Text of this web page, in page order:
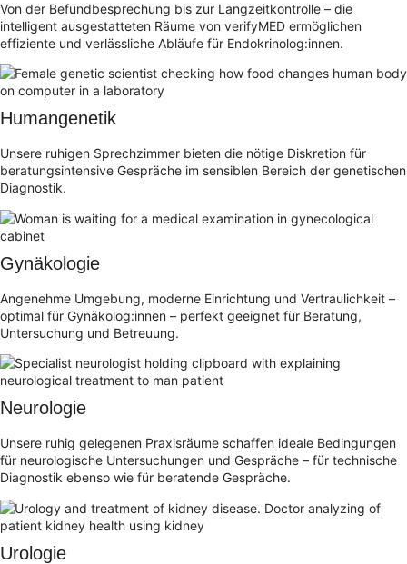
Von der Befundbesprechung bis zur Langzeitkontrolle – die
intelligent ausgestatteten Räume von verifyMED ermöglichen
effiziente und verlässliche Abläufe für Endokrinolog:innen.
Humangenetik
Unsere ruhigen Sprechzimmer bieten die nötige Diskretion für
beratungsintensive Gespräche im sensiblen Bereich der genetischen
Diagnostik.
Gynäkologie
Angenehme Umgebung, moderne Einrichtung und Vertraulichkeit –
optimal für Gynäkolog:innen – perfekt geeignet für Beratung,
Untersuchung und Betreuung.
Neurologie
Unsere ruhig gelegenen Praxisräume schaffen ideale Bedingungen
für neurologische Untersuchungen und Gespräche – für technische
Diagnostik ebenso wie für beratende Gespräche.
Urologie